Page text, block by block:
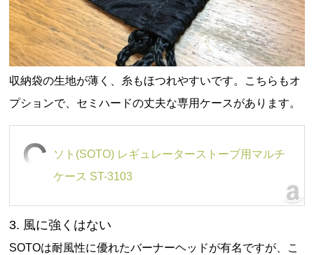
収納袋の生地が薄く、糸もほつれやすいです。こちらもオ
プションで、セミハードの丈夫な専用ケースがあります。
ソト(SOTO) レギュレーターストーブ用マルチ
ケース ST-3103
3. 風に強くはない
SOTOは耐風性に優れたバーナーヘッドが有名ですが、こ